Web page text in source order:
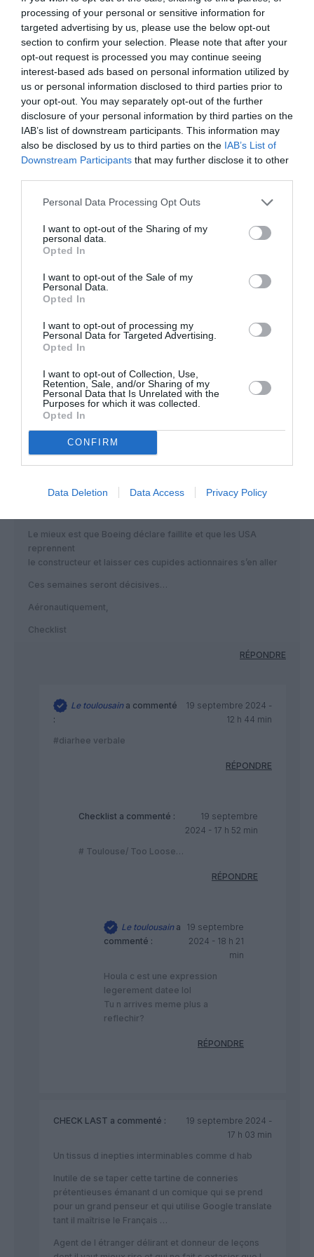
processing of your personal or sensitive information for
targeted advertising by us, please use the below opt-out
section to confirm your selection. Please note that after your
opt-out request is processed you may continue seeing
interest-based ads based on personal information utilized by
us or personal information disclosed to third parties prior to
your opt-out. You may separately opt-out of the further
disclosure of your personal information by third parties on the
IAB’s list of downstream participants. This information may
also be disclosed by us to third parties on the IAB’s List of
Downstream Participants that may further disclose it to other
Personal Data Processing Opt Outs
I want to opt-out of the Sharing of my
personal data.
Opted In
I want to opt-out of the Sale of my
Personal Data.
Opted In
I want to opt-out of processing my
Personal Data for Targeted Advertising.
Opted In
I want to opt-out of Collection, Use,
Retention, Sale, and/or Sharing of my
Personal Data that Is Unrelated with the
Purposes for which it was collected.
Opted In
CONFIRM
Data Deletion Data Access Privacy Policy
qui est parti sous la pression du Conseil d’administration dont
le directeur était Calhoun
Calhoun avait compris qu’il était temps d’émerger et c’est
comme ça qu’il est devenu CEO de Boeing en promettant
Monts et Merveilles mais qui devait progressivement obtenir
plus de bonus, action, et salaire au détriment de la sécurité et
la qualité alors que le crash de deux MAX-8 était d’actualité
Je vous le dis, Ortberg n’est pas à l’abris d’un tel scénario de
faire disparaitre et que les sortant d’école de commerce, les
Beancounters tel que S. Pope pourrait être la prochaine CEO
programmée. Le cercle vicieux ici sont les promesses de
pérenniser ce système Beancounters qui permet même aux
anciens dirigeants de prendre une retraite dorée.
se trompent lourdement. Il perçois certainement des actions
Il n’est oas oarti comle ça alors qu’ils se concentent tous dans
les décisions. Voila pourquoi Ortberg s’est installé loin
plus facile de prendre des décisions allant plus sur
l’ingénierie là bas que d’être à ce premier lieux. Je ne sais
pas comment est ce différent lais c’est une pensée notoire.
À partir de maintenant, tout les scénarios sont possibles.
J’avais dis il y près d’un mois que cette grève laissera Boeing
en lambeau. Même si il y a une restructuration des dépenses
actuelles mise en place à cause de cette grève, Boeing
lerdra au final de l’argent encore, et encore, et encore…
Mon scénario évoqué se précise.
Si Boeing est solvable il va falloir scinder l’entité en deux,
separer l’activité commerciale qui est en vérité amène
beaucoup d’argent lorsqu’elle est bien tenue et céder la
Le meilleur scénario pour Boeing est qu’il ne tombe pas sous
Le mieux est que Boeing déclare faillite et que les USA
reprennent
le constructeur et laisser ces cupides actionnaires s’en aller
Ces semaines seront décisives…
Aéronautiquement,
Checklist
RÉPONDRE
Le toulousaina commenté
:
19 septembre 2024 -
12 h 44 min
#diarhee verbale
RÉPONDRE
Checklist a commenté :
19 septembre
2024 - 17 h 52 min
# Toulouse/ Too Loose…
RÉPONDRE
Le toulousaina
commenté :
19 septembre
2024 - 18 h 21
min
Houla c est une expression
legerement datee lol
Tu n arrives meme plus a
reflechir?
RÉPONDRE
CHECK LAST a commenté :
19 septembre 2024 -
17 h 03 min
Un tissus d inepties interminables comme d hab
Inutile de se taper cette tartine de conneries
prétentieuses émanant d un comique qui se prend
pour un grand penseur et qui utilise Google translate
tant il maîtrise le Français …
Agent de l étranger délirant et donneur de leçons